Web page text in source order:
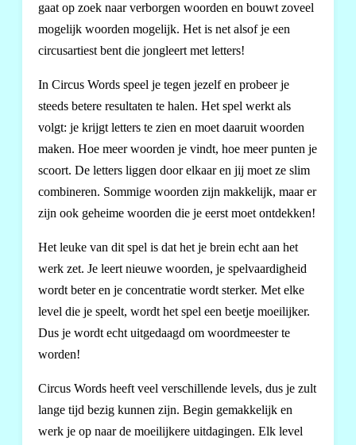
gaat op zoek naar verborgen woorden en bouwt zoveel
mogelijk woorden mogelijk. Het is net alsof je een
circusartiest bent die jongleert met letters!
In Circus Words speel je tegen jezelf en probeer je
steeds betere resultaten te halen. Het spel werkt als
volgt: je krijgt letters te zien en moet daaruit woorden
maken. Hoe meer woorden je vindt, hoe meer punten je
scoort. De letters liggen door elkaar en jij moet ze slim
combineren. Sommige woorden zijn makkelijk, maar er
zijn ook geheime woorden die je eerst moet ontdekken!
Het leuke van dit spel is dat het je brein echt aan het
werk zet. Je leert nieuwe woorden, je spelvaardigheid
wordt beter en je concentratie wordt sterker. Met elke
level die je speelt, wordt het spel een beetje moeilijker.
Dus je wordt echt uitgedaagd om woordmeester te
worden!
Circus Words heeft veel verschillende levels, dus je zult
lange tijd bezig kunnen zijn. Begin gemakkelijk en
werk je op naar de moeilijkere uitdagingen. Elk level